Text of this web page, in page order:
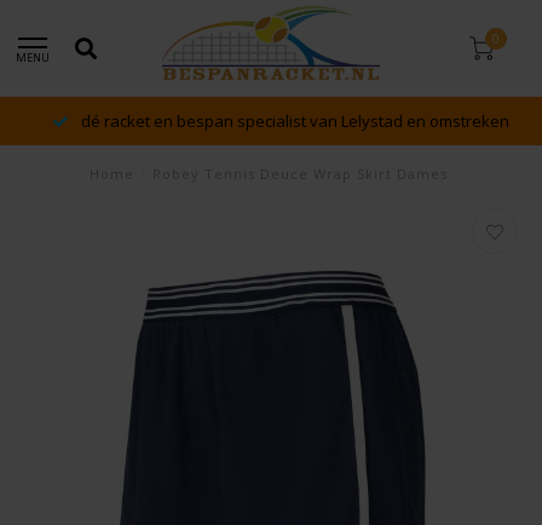
MENU
0
dé racket en bespan specialist van Lelystad en omstreken